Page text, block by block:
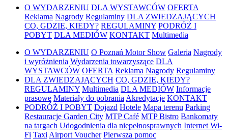
O WYDARZENIU DLA WYSTAWCÓW OFERTA
Reklama Nagrody Regulaminy DLA ZWIEDZAJĄCYCH
CO, GDZIE, KIEDY? REGULAMINY PODRÓŻ I
POBYT DLA MEDIÓW KONTAKT Multimedia
O WYDARZENIU O Poznań Motor Show Galeria Nagrody
i wyróżnienia Wydarzenia towarzyszące DLA
WYSTAWCÓW OFERTA Reklama Nagrody Regulaminy
DLA ZWIEDZAJĄCYCH CO, GDZIE, KIEDY?
REGULAMINY Multimedia DLA MEDIÓW Informacje
prasowe Materiały do pobrania Akredytacje KONTAKT
PODRÓŻ I POBYT Dojazd Hotele Mapa terenu Parking
Restauracje Garden City MTP Café MTP Bistro Bankomaty
na targach Udogodnienia dla niepełnosprawnych Internet Wi-
Fi Taxi Airport Voucher Pierwsza pomoc